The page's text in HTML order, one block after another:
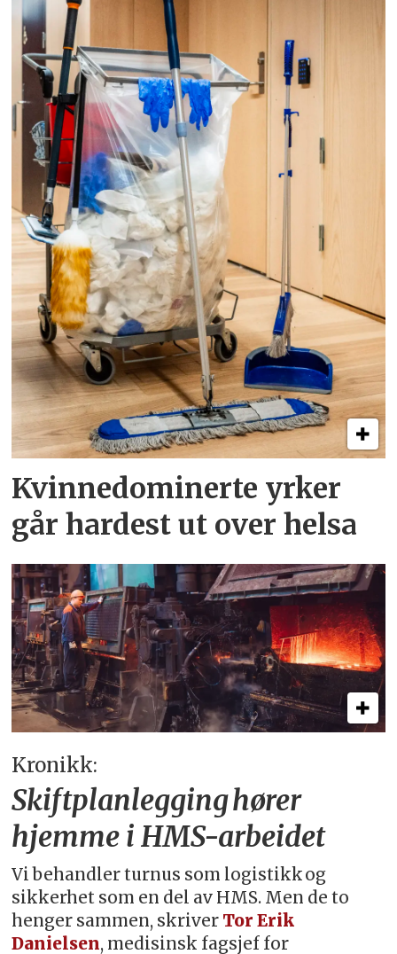
Kvinnedominerte yrker
går hardest ut over helsa
Kronikk:
Skiftplanlegging hører
hjemme i HMS-arbeidet
Vi behandler turnus som logistikk og
sikkerhet som en del av HMS. Men de to
henger sammen, skriver Tor Erik
Danielsen, medisinsk fagsjef for